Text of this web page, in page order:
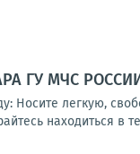
ГУ МЧС
Носите легкую,
находиться в